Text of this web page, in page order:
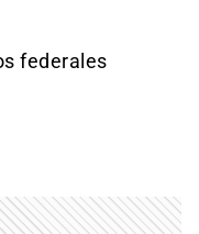
federales